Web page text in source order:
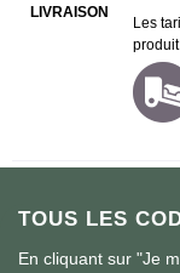
TOUS LES
En cliquant sur "Je
LIVRAISON
Les
produit